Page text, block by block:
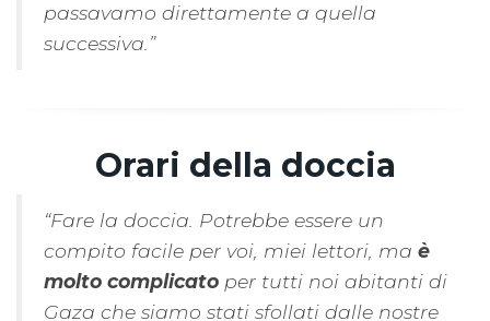
passavamo direttamente a quella
successiva.”
Orari della doccia
“Fare la doccia. Potrebbe essere un
compito facile per voi, miei lettori, ma è
molto complicato per tutti noi abitanti di
Gaza che siamo stati sfollati dalle nostre